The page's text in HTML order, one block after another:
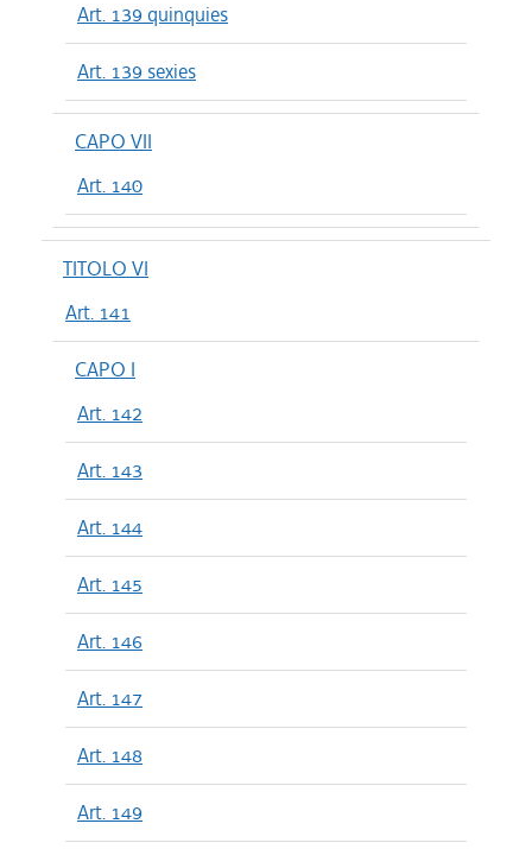
Art. 139 quinquies
Art. 139 sexies
CAPO VII
Art. 140
TITOLO VI
Art. 141
CAPO I
Art. 142
Art. 143
Art. 144
Art. 145
Art. 146
Art. 147
Art. 148
Art. 149